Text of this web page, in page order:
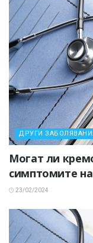
ДРУГИ
Могат ли
симптомите
23/02/2024